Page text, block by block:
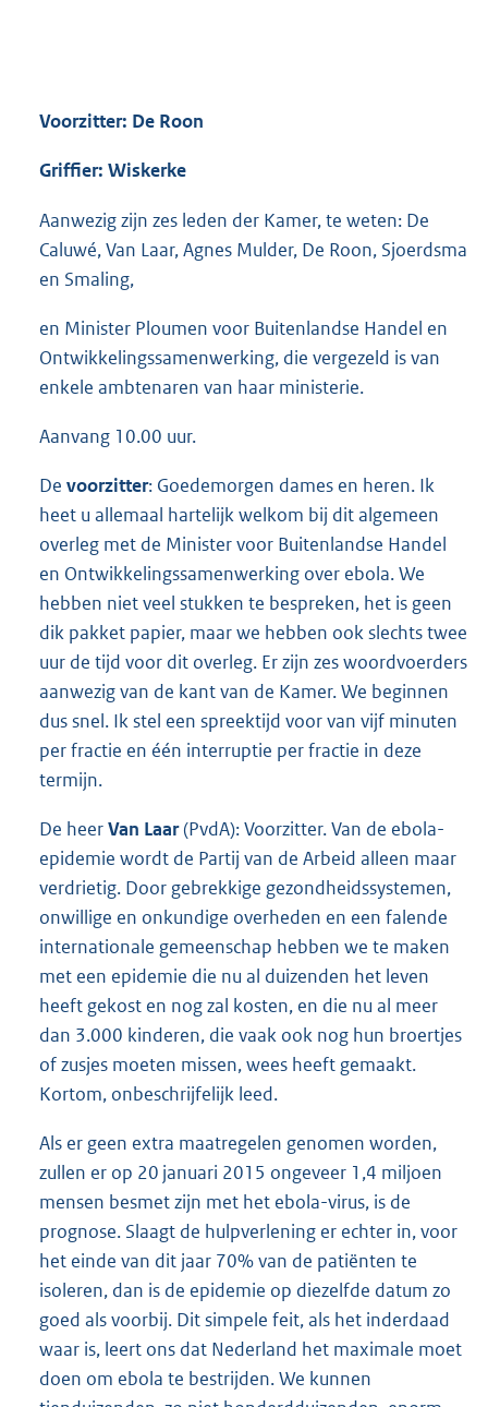
Voorzitter: De Roon
Griffier: Wiskerke
Aanwezig zijn zes leden der Kamer, te weten: De
Caluwé, Van Laar, Agnes Mulder, De Roon, Sjoerdsma
en Smaling,
en Minister Ploumen voor Buitenlandse Handel en
Ontwikkelingssamenwerking, die vergezeld is van
enkele ambtenaren van haar ministerie.
Aanvang 10.00 uur.
De voorzitter: Goedemorgen dames en heren. Ik
heet u allemaal hartelijk welkom bij dit algemeen
overleg met de Minister voor Buitenlandse Handel
en Ontwikkelingssamenwerking over ebola. We
hebben niet veel stukken te bespreken, het is geen
dik pakket papier, maar we hebben ook slechts twee
uur de tijd voor dit overleg. Er zijn zes woordvoerders
aanwezig van de kant van de Kamer. We beginnen
dus snel. Ik stel een spreektijd voor van vijf minuten
per fractie en één interruptie per fractie in deze
termijn.
De heerVan Laar(PvdA): Voorzitter. Van de ebola-
epidemie wordt de Partij van de Arbeid alleen maar
verdrietig. Door gebrekkige gezondheidssystemen,
onwillige en onkundige overheden en een falende
internationale gemeenschap hebben we te maken
met een epidemie die nu al duizenden het leven
heeft gekost en nog zal kosten, en die nu al meer
dan 3.000 kinderen, die vaak ook nog hun broertjes
of zusjes moeten missen, wees heeft gemaakt.
Kortom, onbeschrijfelijk leed.
Als er geen extra maatregelen genomen worden,
zullen er op 20 januari 2015 ongeveer 1,4 miljoen
mensen besmet zijn met het ebola-virus, is de
prognose. Slaagt de hulpverlening er echter in, voor
het einde van dit jaar 70% van de patiënten te
isoleren, dan is de epidemie op diezelfde datum zo
goed als voorbij. Dit simpele feit, als het inderdaad
waar is, leert ons dat Nederland het maximale moet
doen om ebola te bestrijden. We kunnen